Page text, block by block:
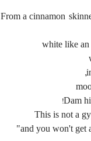
From a cinnamon-
white like an
This is not a
and you won't get